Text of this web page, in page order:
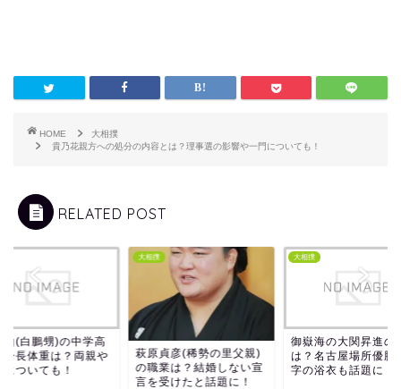
HOME
大相撲
貴乃花親方への処分の内容とは？理事選の影響や一門についても！
RELATED POST
山(白鵬甥)の中学高
身長体重は？両親や
についても！
大相撲
萩原貞彦(稀勢の里父親)
の職業は？結婚しない宣
言を受けたと話題に！
大相撲
御嶽海の大関昇進の
は？名古屋場所優勝
字の浴衣も話題に！